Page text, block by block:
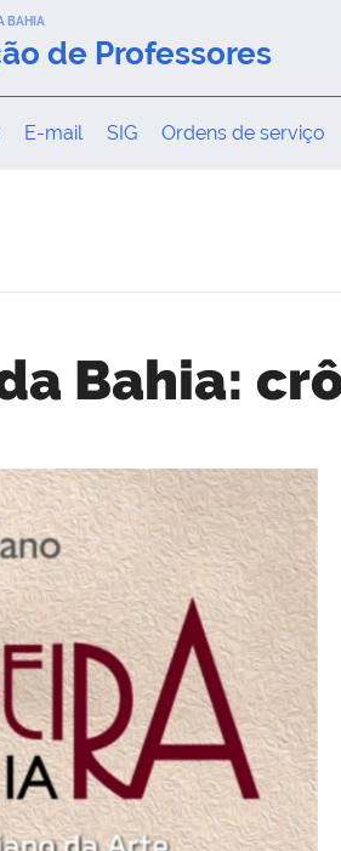
BAHIA
de Professores
E-mail SIG Ordens de serviço
Bahia: